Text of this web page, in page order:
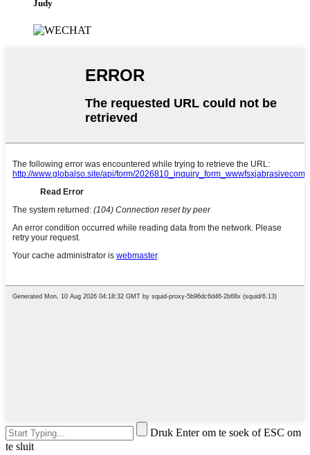
Judy
Druk Enter om te soek of ESC om
te sluit